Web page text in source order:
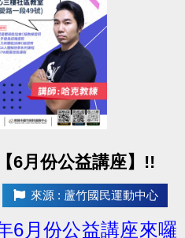
6月份公益講座】!!
來源 : 蘆竹國民運動中心
6月份公益講座來囉